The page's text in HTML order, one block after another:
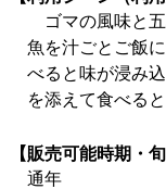
ゴマの風味と五
魚を汁ごとご飯
べると味が浸み
を添えて食べる
【販売可能時期・
通年